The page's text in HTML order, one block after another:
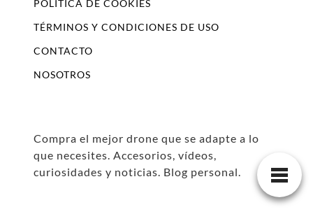
POLÍTICA DE COOKIES
TÉRMINOS Y CONDICIONES DE USO
CONTACTO
NOSOTROS
Compra el mejor drone que se adapte a lo
que necesites. Accesorios, vídeos,
curiosidades y noticias. Blog personal.